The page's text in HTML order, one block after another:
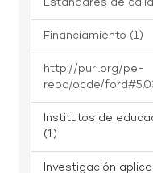
Financiamiento (1)
http://purl.org/pe-
repo/ocde/
Institutos de
(1)
Investigación